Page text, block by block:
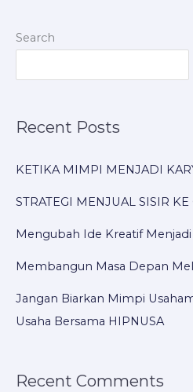
Search
Recent Posts
KETIKA MIMPI MENJADI
STRATEGI MENJUAL SISIR
Mengubah Ide Kreatif Menjadi
Membangun Masa Depan
Jangan Biarkan Mimpi
Usaha Bersama HIPNUSA
Recent Comments